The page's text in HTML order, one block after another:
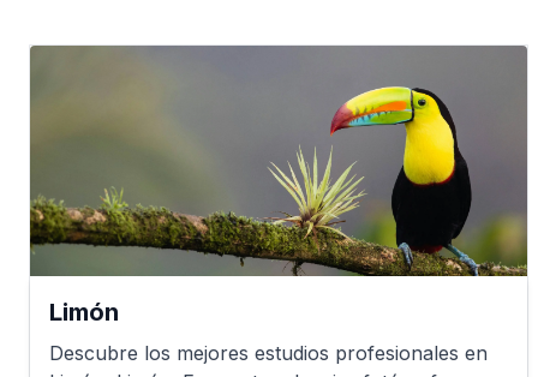
Limón
Descubre los mejores estudios profesionales en